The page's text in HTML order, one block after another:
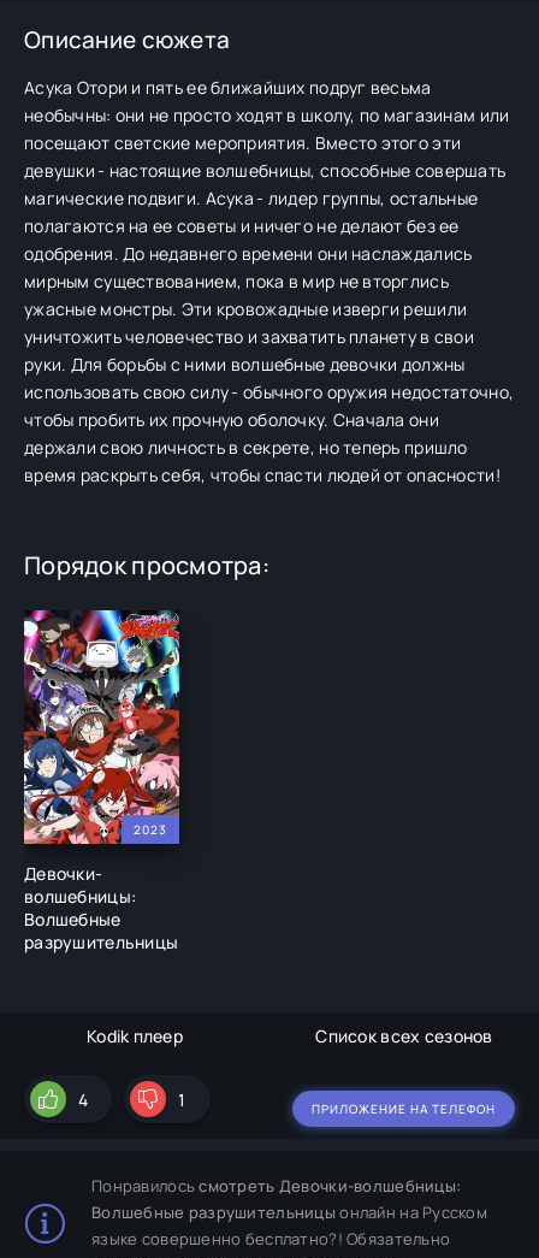
Описание сюжета
Асука Отори и пять ее ближайших подруг весьма
необычны: они не просто ходят в школу, по магазинам или
посещают светские мероприятия. Вместо этого эти
девушки - настоящие волшебницы, способные совершать
магические подвиги. Асука - лидер группы, остальные
полагаются на ее советы и ничего не делают без ее
одобрения. До недавнего времени они наслаждались
мирным существованием, пока в мир не вторглись
ужасные монстры. Эти кровожадные изверги решили
уничтожить человечество и захватить планету в свои
руки. Для борьбы с ними волшебные девочки должны
использовать свою силу - обычного оружия недостаточно,
чтобы пробить их прочную оболочку. Сначала они
держали свою личность в секрете, но теперь пришло
время раскрыть себя, чтобы спасти людей от опасности!
Порядок просмотра:
2023
Девочки-
волшебницы:
Волшебные
разрушительницы
Kodik плеер Список всех сезонов
4 1 ПРИЛОЖЕНИЕ НА ТЕЛЕФОН
Понравилосьсмотреть Девочки-волшебницы:
Волшебные разрушительницы онлайн на Русском
языке совершенно бесплатно?! Обязательно